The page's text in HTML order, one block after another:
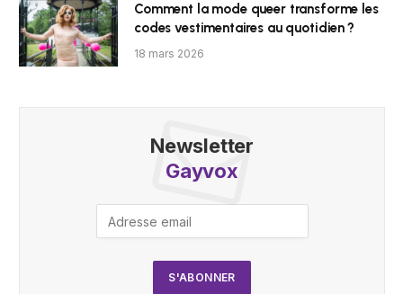
Comment la mode queer transforme les
codes vestimentaires au quotidien ?
18 mars 2026
Newsletter
Gayvox